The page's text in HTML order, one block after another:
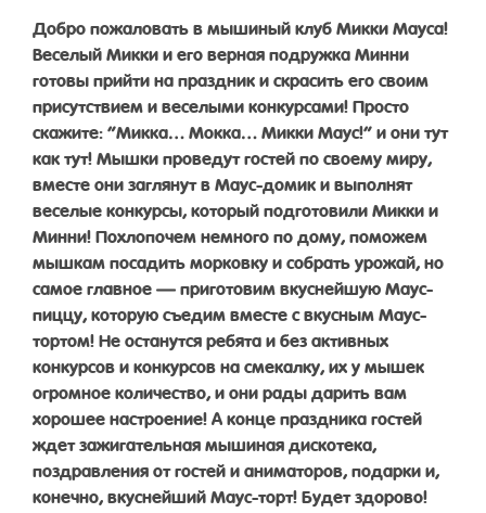
Добро пожаловать в мышиный клуб Микки Мауса!
Веселый Микки и его верная подружка Минни
готовы прийти на праздник и скрасить его своим
присутствием и веселыми конкурсами! Просто
скажите: “Микка… Мокка… Микки Маус!” и они тут
как тут! Мышки проведут гостей по своему миру,
вместе они заглянут в Маус-домик и выполнят
веселые конкурсы, который подготовили Микки и
Минни! Похлопочем немного по дому, поможем
мышкам посадить морковку и собрать урожай, но
самое главное — приготовим вкуснейшую Маус-
пиццу, которую съедим вместе с вкусным Маус-
тортом! Не останутся ребята и без активных
конкурсов и конкурсов на смекалку, их у мышек
огромное количество, и они рады дарить вам
хорошее настроение! А конце праздника гостей
ждет зажигательная мышиная дискотека,
поздравления от гостей и аниматоров, подарки и,
конечно, вкуснейший Маус-торт! Будет здорово!